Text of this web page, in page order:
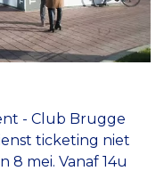
- Club Brugge
ticketing niet
mei. Vanaf 14u